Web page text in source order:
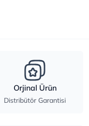
Orjinal Ürün
Distribütör Garantisi